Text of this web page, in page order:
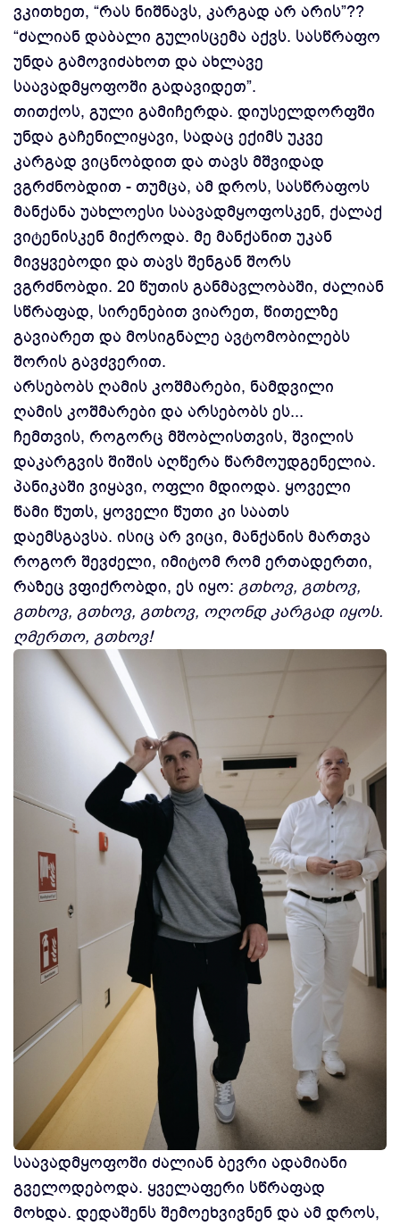
ვკითხეთ, “რას ნიშნავს, კარგად არ არის”??
“ძალიან დაბალი გულისცემა აქვს. სასწრაფო
უნდა გამოვიძახოთ და ახლავე
საავადმყოფოში გადავიდეთ”.
თითქოს, გული გამიჩერდა. დიუსელდორფში
უნდა გაჩენილიყავი, სადაც ექიმს უკვე
კარგად ვიცნობდით და თავს მშვიდად
ვგრძნობდით - თუმცა, ამ დროს, სასწრაფოს
მანქანა უახლოესი საავადმყოფოსკენ, ქალაქ
ვიტენისკენ მიქროდა. მე მანქანით უკან
მივყვებოდი და თავს შენგან შორს
ვგრძნობდი. 20 წუთის განმავლობაში, ძალიან
სწრაფად, სირენებით ვიარეთ, წითელზე
გავიარეთ და მოსიგნალე ავტომობილებს
შორის გავძვერით.
არსებობს ღამის კოშმარები, ნამდვილი
ღამის კოშმარები და არსებობს ეს...
ჩემთვის, როგორც მშობლისთვის, შვილის
დაკარგვის შიშის აღწერა წარმოუდგენელია.
პანიკაში ვიყავი, ოფლი მდიოდა. ყოველი
წამი წუთს, ყოველი წუთი კი საათს
დაემსგავსა. ისიც არ ვიცი, მანქანის მართვა
როგორ შევძელი, იმიტომ რომ ერთადერთი,
რაზეც ვფიქრობდი, ეს იყო: გთხოვ, გთხოვ,
გთხოვ, გთხოვ, გთხოვ, ოღონდ კარგად იყოს.
ღმერთო, გთხოვ!
საავადმყოფოში ძალიან ბევრი ადამიანი
გველოდებოდა. ყველაფერი სწრაფად
მოხდა. დედაშენს შემოეხვივნენ და ამ დროს,